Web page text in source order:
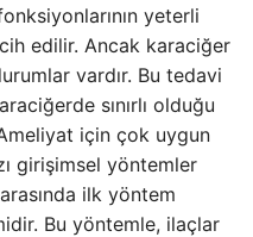
yeterli
edilir. Ancak karaciğer
vardır. Bu tedavi
sınırlı olduğu
için çok uygun
girişimsel yöntemler
ilk yöntem
Bu yöntemle, ilaçlar